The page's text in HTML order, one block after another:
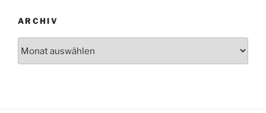
ARCHIV